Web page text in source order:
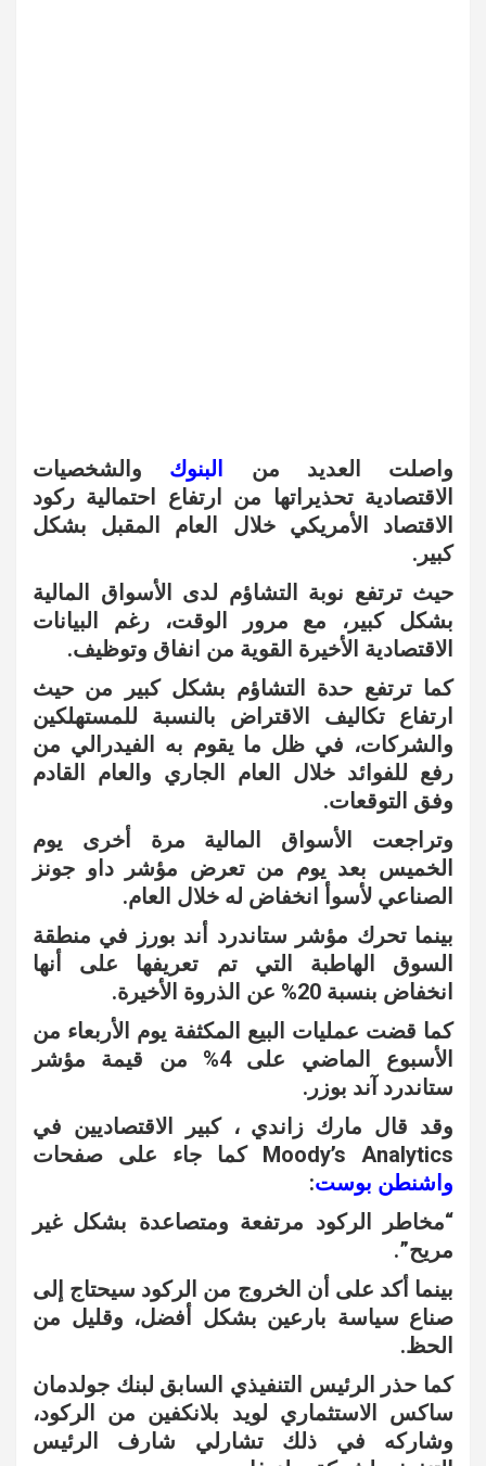
واصلت العديد من البنوك
والشخصيات
الاقتصادية تحذيراتها من ارتفاع احتمالية ركود
الاقتصاد الأمريكي خلال العام المقبل بشكل
كبير.
حيث ترتفع نوبة التشاؤم لدى الأسواق المالية
بشكل كبير، مع مرور الوقت، رغم البيانات
الاقتصادية الأخيرة القوية من انفاق وتوظيف.
كما ترتفع حدة التشاؤم بشكل كبير من حيث
ارتفاع تكاليف الاقتراض بالنسبة للمستهلكين
والشركات، في ظل ما يقوم به الفيدرالي من
رفع للفوائد خلال العام الجاري والعام القادم
وفق التوقعات.
وتراجعت الأسواق المالية مرة أخرى يوم
الخميس بعد يوم من تعرض مؤشر داو جونز
الصناعي لأسوأ انخفاض له خلال العام.
بينما تحرك مؤشر ستاندرد أند بورز في منطقة
السوق الهاطبة التي تم تعريفها على أنها
انخفاض بنسبة 20% عن الذروة الأخيرة.
كما قضت عمليات البيع المكثفة يوم الأربعاء من
الأسبوع الماضي على 4% من قيمة مؤشر
ستاندرد آند بوزر.
وقد قال مارك زاندي ، كبير الاقتصاديين في
Moody’s Analytics كما جاء على صفحات
واشنطن بوست:
“مخاطر الركود مرتفعة ومتصاعدة بشكل غير
مريح”.
بينما أكد على أن الخروج من الركود سيحتاج إلى
صناع سياسة بارعين بشكل أفضل، وقليل من
الحظ.
كما حذر الرئيس التنفيذي السابق لبنك جولدمان
ساكس الاستثماري لويد بلانكفين من الركود،
وشاركه في ذلك تشارلي شارف الرئيس